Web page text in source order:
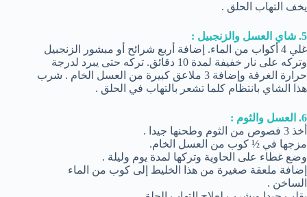
يخف التهاب الحلق .
5. شاي العسل والزنجبيل :
غلي 4 أكواب من الماء. إضافة أربع شرائح أو مبشور الزنجبيل
وتركه على نار خفيفة لمدة 10 دقائق. تركه حتى يبرد لدرجة
حرارة الغرفة وإضافة 3 ملاعق كبيرة من العسل الخام . شرب
هذا الشاي بانتظام كلما تشعر بالتهاب في الحلق .
6. العسل والثوم :
أخذ 3 فصوص من الثوم وطحنها جيدا .
مزجها في ½ كوب من العسل الخام.
وضع غطاء على الحاوية وتركها لمدة يوم وليلة .
إضافة ملعقة صغيرة من هذا الخليط إلى كوب من الماء
الساخن .